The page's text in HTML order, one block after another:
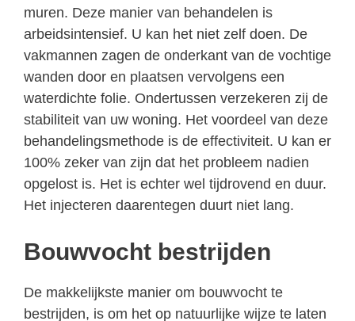
muren. Deze manier van behandelen is
arbeidsintensief. U kan het niet zelf doen. De
vakmannen zagen de onderkant van de vochtige
wanden door en plaatsen vervolgens een
waterdichte folie. Ondertussen verzekeren zij de
stabiliteit van uw woning. Het voordeel van deze
behandelingsmethode is de effectiviteit. U kan er
100% zeker van zijn dat het probleem nadien
opgelost is. Het is echter wel tijdrovend en duur.
Het injecteren daarentegen duurt niet lang.
Bouwvocht bestrijden
De makkelijkste manier om bouwvocht te
bestrijden, is om het op natuurlijke wijze te laten